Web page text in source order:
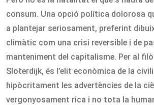
consum. Una opció política dolorosa
a plantejar seriosament, preferint
climàtic com una crisi reversible i de
manteniment del capitalisme. Per al
Sloterdijk, és l’elit econòmica de la
hipòcritament les advertències de la
vergonyosament rica i no tota la